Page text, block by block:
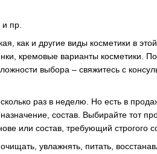
пр.
как и другие виды косметики в
кремовые варианты косметики.
выбора – свяжитесь с
раз в неделю. Но есть в
состав. Выбирайте тот
или состав, требующий
увлажнять, питать,